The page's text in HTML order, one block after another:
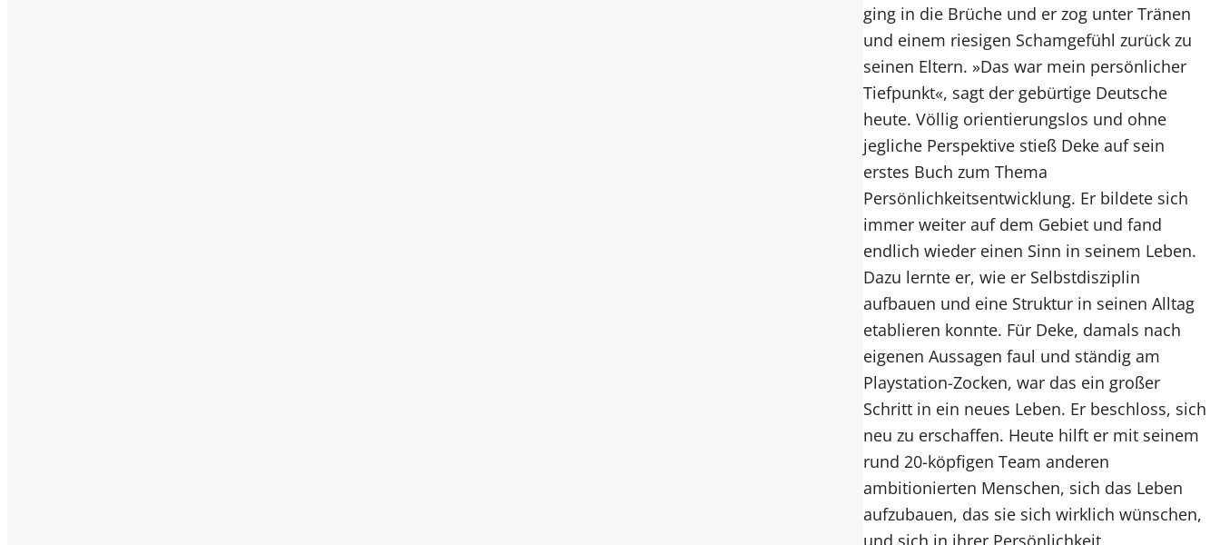
ging in die Brüche und er zog unter Tränen
und einem riesigen Schamgefühl zurück zu
seinen Eltern. »Das war mein persönlicher
Tiefpunkt«, sagt der gebürtige Deutsche
heute. Völlig orientierungslos und ohne
jegliche Perspektive stieß Deke auf sein
erstes Buch zum Thema
Persönlichkeitsentwicklung. Er bildete sich
immer weiter auf dem Gebiet und fand
endlich wieder einen Sinn in seinem Leben.
Dazu lernte er, wie er Selbstdisziplin
aufbauen und eine Struktur in seinen Alltag
etablieren konnte. Für Deke, damals nach
eigenen Aussagen faul und ständig am
Playstation-Zocken, war das ein großer
Schritt in ein neues Leben. Er beschloss, sich
neu zu erschaffen. Heute hilft er mit seinem
rund 20-köpfigen Team anderen
ambitionierten Menschen, sich das Leben
aufzubauen, das sie sich wirklich wünschen,
und sich in ihrer Persönlichkeit